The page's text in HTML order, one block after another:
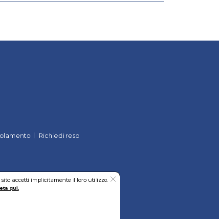
Richiedi reso
accetti implicitamente il loro utilizzo.
qui.